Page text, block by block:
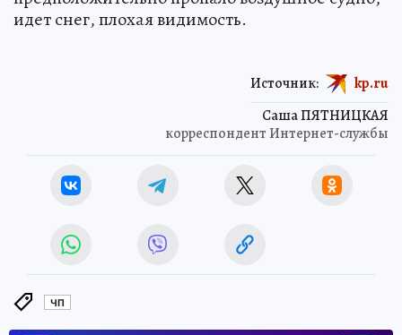
идет снег, плохая видимость.
Саша ПЯТНИЦКАЯ
корреспондент Интернет-службы
Источник: kp.ru
ЧП